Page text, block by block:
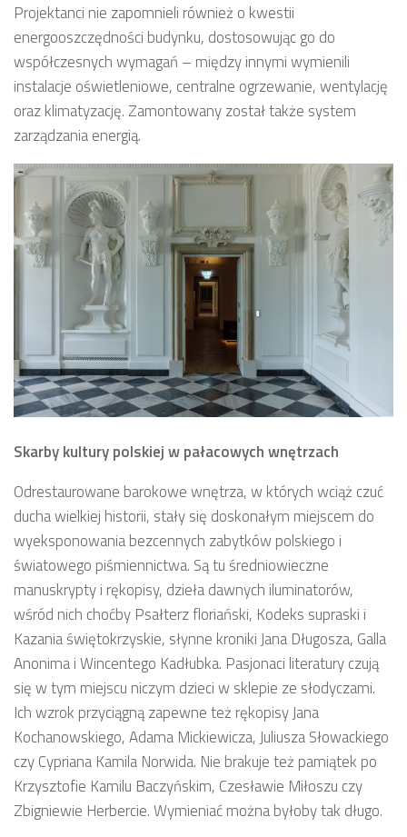
Projektanci nie zapomnieli również o kwestii
energooszczędności budynku, dostosowując go do
współczesnych wymagań – między innymi wymienili
instalacje oświetleniowe, centralne ogrzewanie, wentylację
oraz klimatyzację. Zamontowany został także system
zarządzania energią.
Skarby kultury polskiej w pałacowych wnętrzach
Odrestaurowane barokowe wnętrza, w których wciąż czuć
ducha wielkiej historii, stały się doskonałym miejscem do
wyeksponowania bezcennych zabytków polskiego i
światowego piśmiennictwa. Są tu średniowieczne
manuskrypty i rękopisy, dzieła dawnych iluminatorów,
wśród nich choćby Psałterz floriański, Kodeks supraski i
Kazania świętokrzyskie, słynne kroniki Jana Długosza, Galla
Anonima i Wincentego Kadłubka. Pasjonaci literatury czują
się w tym miejscu niczym dzieci w sklepie ze słodyczami.
Ich wzrok przyciągną zapewne też rękopisy Jana
Kochanowskiego, Adama Mickiewicza, Juliusza Słowackiego
czy Cypriana Kamila Norwida. Nie brakuje też pamiątek po
Krzysztofie Kamilu Baczyńskim, Czesławie Miłoszu czy
Zbigniewie Herbercie. Wymieniać można byłoby tak długo.